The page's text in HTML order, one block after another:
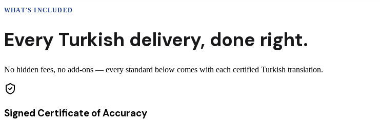
WHAT'S INCLUDED
Every Turkish delivery, done right.
No hidden fees, no add-ons — every standard below comes with each certified Turkish translation.
Signed Certificate of Accuracy